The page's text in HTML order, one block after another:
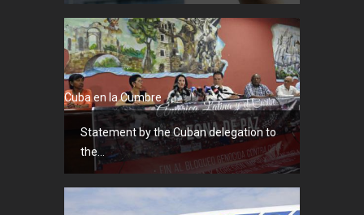
Cuba en la Cumbre
Statement by the Cuban delegation to
the...